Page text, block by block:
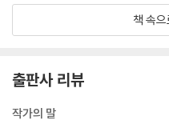
--- pp.24~25 「당신을 위한 낯선
는 사람은 있었지만 문을 열고 들
갇힌 것 같았다. 순두부찌개를 먹
책 속
출판사 리뷰
작가의 말